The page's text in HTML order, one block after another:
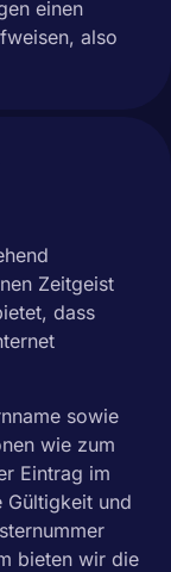
einen
also
Zeitgeist
dass
sowie
wie zum
Eintrag im
Gültigkeit und
bieten wir die